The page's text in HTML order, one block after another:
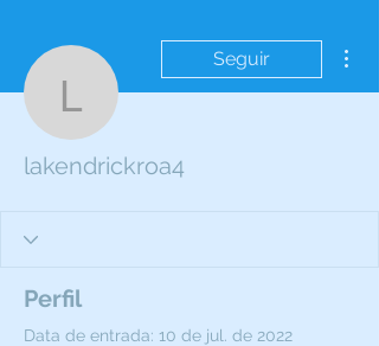
lakendrickroa4
Seguir
lakendrickroa4
Perfil
Data de entrada: 10 de jul. de 2022